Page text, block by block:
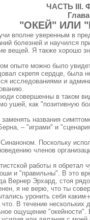
ЧАСТЬ III.
"ОКЕЙ" ИЛИ
вполне уверенным в
болезней и научился
вещей. Я также хорошо
опыте можно было
скрепя сердце, была
исследованиями и
совершенны в таком
ушей, как "позитивную
названия
– "играми" и
Поскольку
членов
работы я
и "правильны". В это
Вернер Эрхард, стоя
я не верю, что ты
уронить себя
В течение
ощущение